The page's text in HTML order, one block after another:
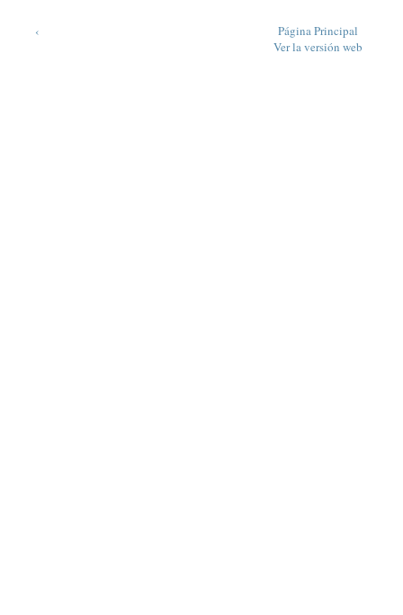
‹
Página Principal
Ver la versión web